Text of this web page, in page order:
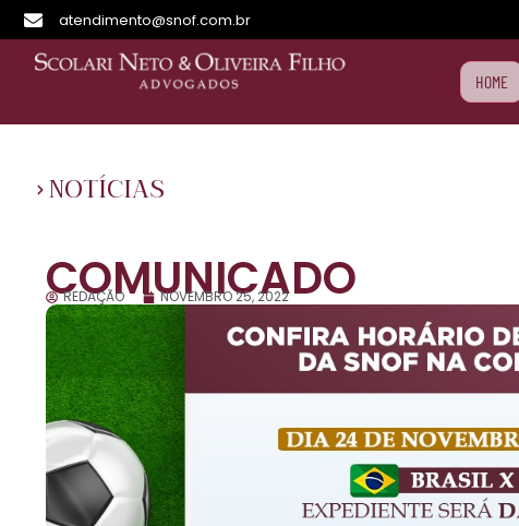
atendimento@snof.com.br
HOME
NOTÍCIAS
COMUNICADO
REDAÇÃO NOVEMBRO 25, 2022